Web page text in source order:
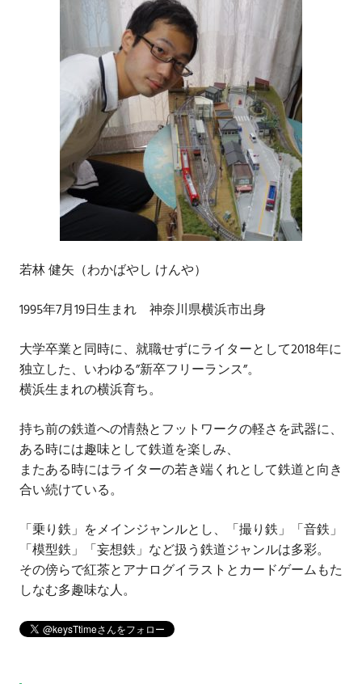
若林 健矢（わかばやし けんや）
1995年7月19日生まれ 神奈川県横浜市出身
大学卒業と同時に、就職せずにライターとして2018年に
独立した、いわゆる”新卒フリーランス”。
横浜生まれの横浜育ち。
持ち前の鉄道への情熱とフットワークの軽さを武器に、
ある時には趣味として鉄道を楽しみ、
またある時にはライターの若き端くれとして鉄道と向き
合い続けている。
「乗り鉄」をメインジャンルとし、「撮り鉄」「音鉄」
「模型鉄」「妄想鉄」など扱う鉄道ジャンルは多彩。
その傍らで紅茶とアナログイラストとカードゲームもた
しなむ多趣味な人。